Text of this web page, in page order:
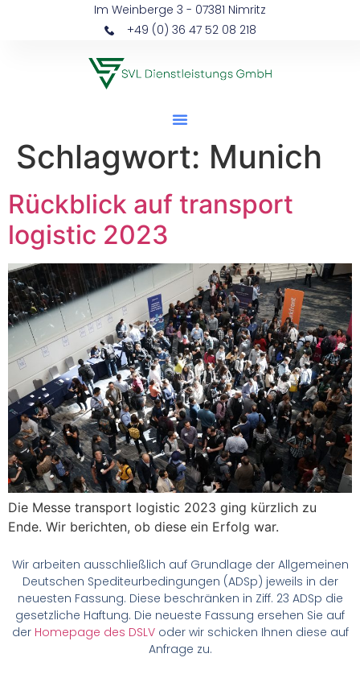
Im Weinberge 3 - 07381 Nimritz
+49 (0) 36 47 52 08 218
Schlagwort: Munich
Rückblick auf transport
logistic 2023
Die Messe transport logistic 2023 ging kürzlich zu
Ende. Wir berichten, ob diese ein Erfolg war.
Wir arbeiten ausschließlich auf Grundlage der Allgemeinen
Deutschen Spediteurbedingungen (ADSp) jeweils in der
neuesten Fassung. Diese beschränken in Ziff. 23 ADSp die
gesetzliche Haftung. Die neueste Fassung ersehen Sie auf
der Homepage des DSLVoder wir schicken Ihnen diese auf
Anfrage zu.